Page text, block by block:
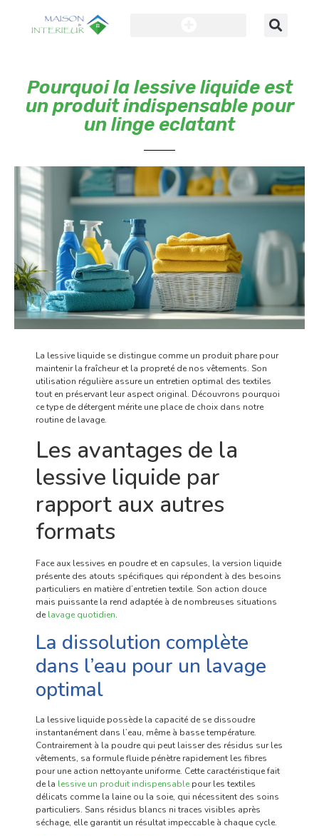
Pourquoi la lessive liquide est
un produit indispensable pour
un linge eclatant
La lessive liquide se distingue comme un produit phare pour
maintenir la fraîcheur et la propreté de nos vêtements. Son
utilisation régulière assure un entretien optimal des textiles
tout en préservant leur aspect original. Découvrons pourquoi
ce type de détergent mérite une place de choix dans notre
routine de lavage.
Les avantages de la
lessive liquide par
rapport aux autres
formats
Face aux lessives en poudre et en capsules, la version liquide
présente des atouts spécifiques qui répondent à des besoins
particuliers en matière d’entretien textile. Son action douce
mais puissante la rend adaptée à de nombreuses situations
de lavage quotidien.
La dissolution complète
dans l’eau pour un lavage
optimal
La lessive liquide possède la capacité de se dissoudre
instantanément dans l’eau, même à basse température.
Contrairement à la poudre qui peut laisser des résidus sur les
vêtements, sa formule fluide pénètre rapidement les fibres
pour une action nettoyante uniforme. Cette caractéristique fait
de la lessive un produit indispensable pour les textiles
délicats comme la laine ou la soie, qui nécessitent des soins
particuliers. Sans résidus blancs ni traces visibles après
séchage, elle garantit un résultat impeccable à chaque cycle.